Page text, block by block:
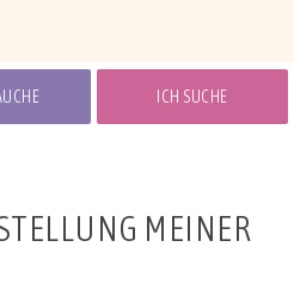
ICH SUCHE
MEINER